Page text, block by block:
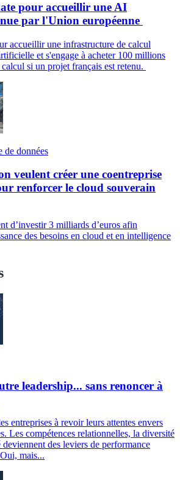
pour accueillir une AI
par l'Union européenne
accueillir une infrastructure de calcul
et s'engage à acheter 100 millions
si un projet français est retenu.
de données
veulent créer une coentreprise
renforcer le cloud souverain
d’investir 3 milliards d’euros afin
des besoins en cloud et en intelligence
leadership... sans renoncer à
entreprises à revoir leurs attentes envers
Les compétences relationnelles, la diversité
des leviers de performance
mais...